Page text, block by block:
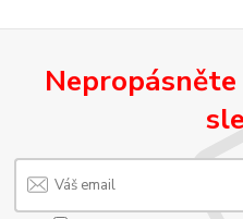
Nepropásněte